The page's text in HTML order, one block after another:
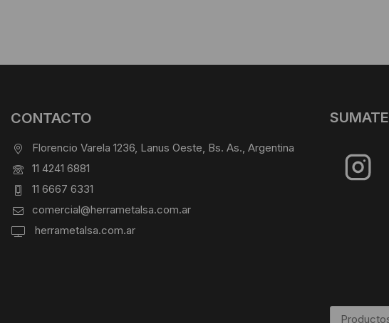
CONTACTO
Florencio Varela 1236, Lanus Oeste, Bs. As., Argentina
11 4241 6881
11 6667 6331
comercial@herrametalsa.com.ar
herrametalsa.com.ar
SUMATE